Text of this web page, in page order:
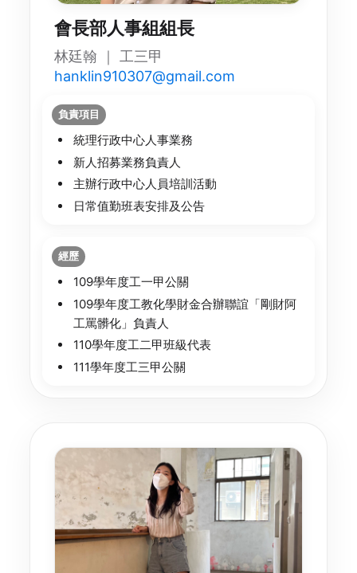
會長部人事組組長
林廷翰 ｜ 工三甲
hanklin910307@gmail.com
負責項目
統理行政中心人事業務
新人招募業務負責人
主辦行政中心人員培訓活動
日常值勤班表安排及公告
經歷
109學年度工一甲公關
109學年度工教化學財金合辦聯誼「剛財阿
工罵髒化」負責人
110學年度工二甲班級代表
111學年度工三甲公關